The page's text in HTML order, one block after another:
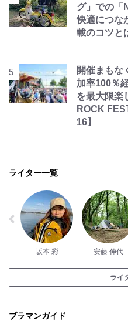
グ」での「
快適につな
載のコツと
開催まもな
加率100％
を最大限楽
ROCK
16】
ライター一覧
坂本 彩 安藤 伸代
ライ
ブラマンガイド